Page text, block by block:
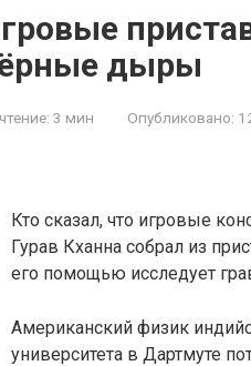
дыры
3 мин Опубликовано:
Кто сказал, что игровые
Гурав Кханна собрал из
его помощью исследует
Американский физик
университета в Дартмуте